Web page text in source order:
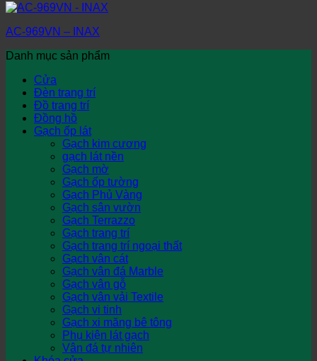
AC-969VN – INAX
Danh mục sản phẩm
Cửa
Đèn trang trí
Đồ trang trí
Đồng hồ
Gạch ốp lát
Gạch kim cương
gạch lát nền
Gạch mờ
Gạch ốp tường
Gạch Phủ Vàng
Gạch sân vườn
Gạch Terrazzo
Gạch trang trí
Gạch trang trí ngoại thất
Gạch vân cát
Gạch vân đá Marble
Gạch vân gỗ
Gạch vân vải Textile
Gạch vi tinh
Gạch xi măng bê tông
Phụ kiện lát gạch
Vân đá tự nhiên